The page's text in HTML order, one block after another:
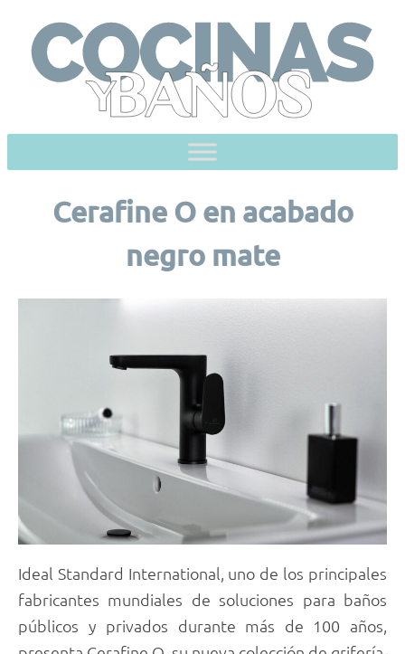
content
Cerafine O en acabado
negro mate
Ideal Standard International, uno de los principales
fabricantes mundiales de soluciones para baños
públicos y privados durante más de 100 años,